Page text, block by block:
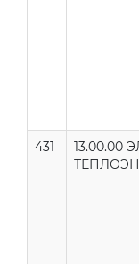
431
13.00.00